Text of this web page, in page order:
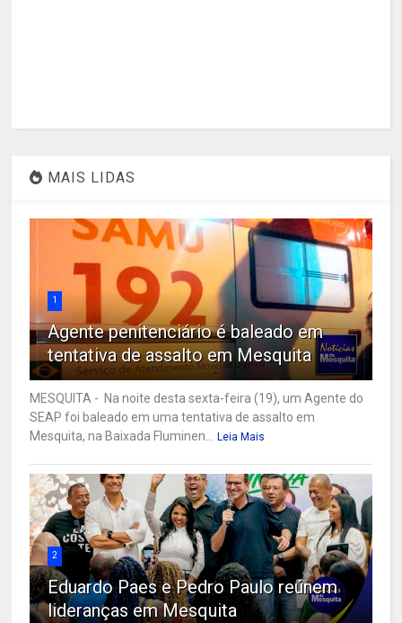
MAIS LIDAS
1
Agente penitenciário é baleado em
tentativa de assalto em Mesquita
MESQUITA - Na noite desta sexta-feira (19), um Agente do
SEAP foi baleado em uma tentativa de assalto em
Mesquita, na Baixada Fluminen... Leia Mais
2
Eduardo Paes e Pedro Paulo reúnem
lideranças em Mesquita